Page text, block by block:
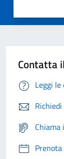
Contatta
Leggi